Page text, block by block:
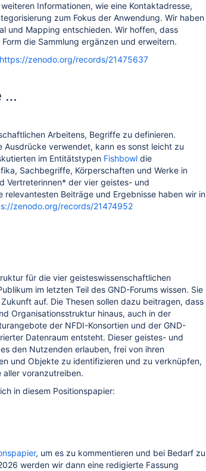
Informationen, wie eine Kontaktadresse,
zum Fokus der Anwendung. Wir haben
und Mapping entschieden. Wir hoffen, dass
die Sammlung ergänzen und erweitern.
https://zenodo.org/records/21475637
…
Arbeitens, Begriffe zu definieren.
Ausdrücke verwendet, kann es sonst leicht zu
im Entitätstypen Fishbowl die
Sachbegriffe, Körperschaften und Werke in
Vertreterinnen* der vier geistes- und
relevantesten Beiträge und Ergebnisse haben wir in
zenodo.org/records/21474952
für die vier geisteswissenschaftlichen
im letzten Teil des GND-Forums wissen. Sie
auf. Die Thesen sollen dazu beitragen, dass
Organisationsstruktur hinaus, auch in der
der NFDI-Konsortien und der GND-
Datenraum entsteht. Dieser geistes- und
den Nutzenden erlauben, frei von ihren
und Objekte zu identifizieren und zu verknüpfen,
aller voranzutreiben.
in diesem Positionspapier:
, um es zu kommentieren und bei Bedarf zu
werden wir dann eine redigierte Fassung